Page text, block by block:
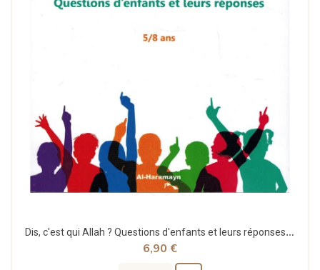
Dis, c'est qui Allah ? Questions d'enfants et leurs réponses (5/8 ans) - Al-Haramayn
6,90 €